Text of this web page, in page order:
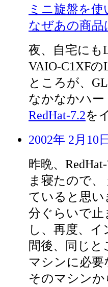
ミニ旋盤を
なぜあの商
夜、自宅にも
VAIO-C1XF
ところが、
なかなかハー
RedHat-7.2を
2002年 2月10
昨晩、
ま寝たので
ていると思
分ぐらいで止
し、再度、
間後、同じ
マシンに必
そのマシン